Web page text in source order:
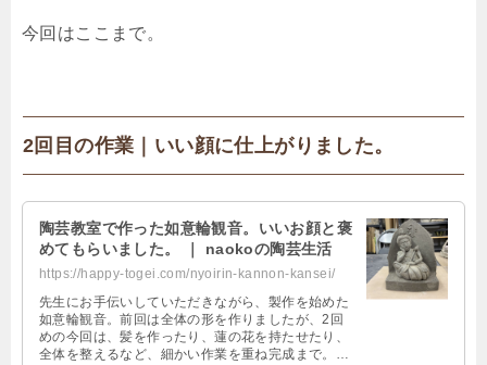
今回はここまで。
2回目の作業｜いい顔に仕上がりました。
陶芸教室で作った如意輪観音。いいお顔と褒
めてもらいました。 ｜ naokoの陶芸生活
https://happy-togei.com/nyoirin-kannon-kansei/
先生にお手伝いしていただきながら、製作を始めた
如意輪観音。前回は全体の形を作りましたが、2回
めの今回は、髪を作ったり、蓮の花を持たせたり、
全体を整えるなど、細かい作業を重ね完成まで。完